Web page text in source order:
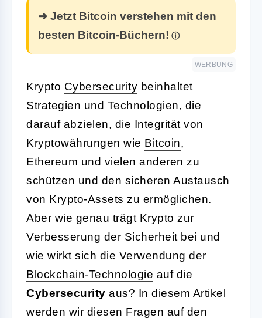
➜ Jetzt Bitcoin verstehen mit den
besten Bitcoin-Büchern!
WERBUNG
Krypto Cybersecurity beinhaltet
Strategien und Technologien, die
darauf abzielen, die Integrität von
Kryptowährungen wie Bitcoin,
Ethereum und vielen anderen zu
schützen und den sicheren Austausch
von Krypto-Assets zu ermöglichen.
Aber wie genau trägt Krypto zur
Verbesserung der Sicherheit bei und
wie wirkt sich die Verwendung der
Blockchain-Technologie auf die
Cybersecurity aus? In diesem Artikel
werden wir diesen Fragen auf den